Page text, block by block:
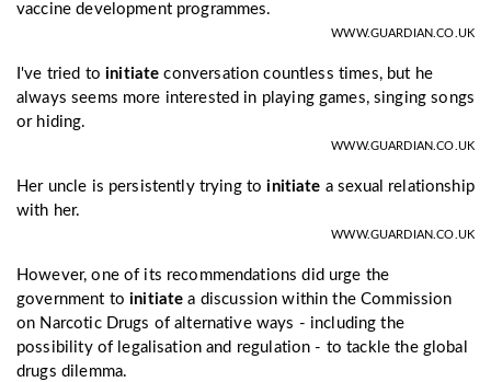
vaccine development programmes.
WWW.GUARDIAN.CO.UK
I've tried toinitiate conversation countless times, but he
always seems more interested in playing games, singing songs
or hiding.
WWW.GUARDIAN.CO.UK
Her uncle is persistently trying toinitiate a sexual relationship
with her.
WWW.GUARDIAN.CO.UK
However, one of its recommendations did urge the
government toinitiate a discussion within the Commission
on Narcotic Drugs of alternative ways - including the
possibility of legalisation and regulation - to tackle the global
drugs dilemma.